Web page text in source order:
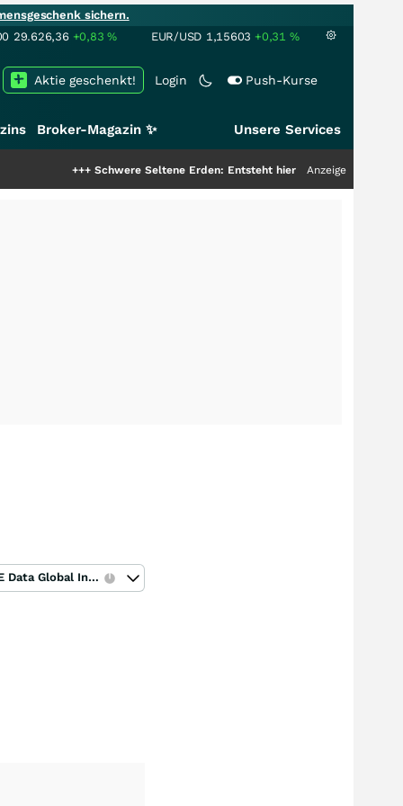
sichern.
29.626,36 +0,83% EUR/USD 1,15603 +0,31 %
Login Push-Kurse
Aktie geschenkt!
Broker-Magazin ✨ Unsere Services
Schwere Seltene Erden: Entsteht hier die nächste Milliardenstory?
Anzeige
ICE Data Global Index